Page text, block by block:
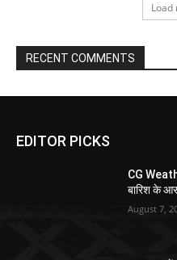
Load
RECENT COMMENTS
EDITOR PICKS
CG
बारिश के
August 7,